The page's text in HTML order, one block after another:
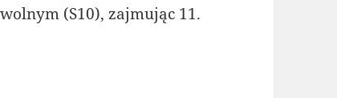
(S10), zajmując 11.